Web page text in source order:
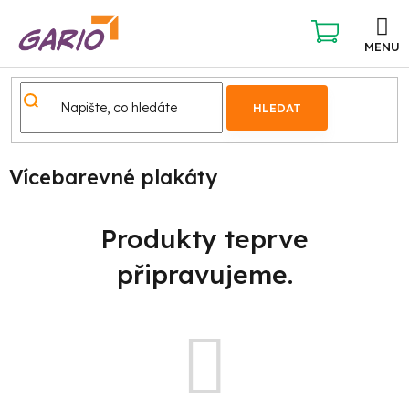
obsah
HLEDAT
NÁKUPNÍ
KOŠÍK
Vícebarevné plakáty
Produkty teprve
připravujeme.